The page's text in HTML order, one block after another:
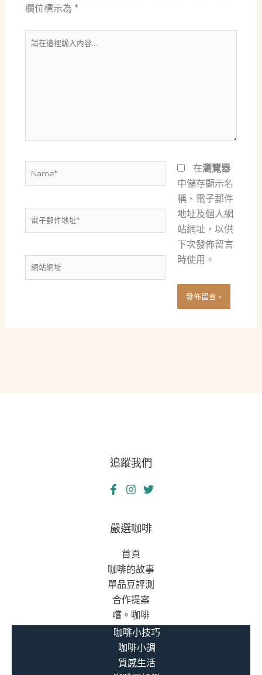
欄位標示為 *
請
容...
Name*
電
子
網
站
在瀏覽器
中儲存顯示名
稱、電子郵件
地址及個人網
站網址，以供
下次發佈留言
時使用。
追蹤我們
嚴選咖啡
首頁
咖啡的故事
單品豆評測
合作提案
嚐。咖啡
咖啡小技巧
咖啡小調
質感生活